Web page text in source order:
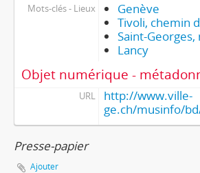
Mots-clés - Lieux
Genève
Tivoli, chemin
Saint-
Lancy
Objet numérique -
URL
http://www.ville-
ge.ch/musinfo/
Presse-papier
Ajouter